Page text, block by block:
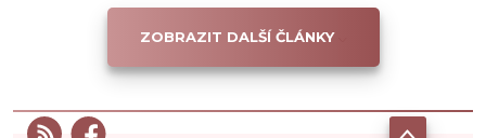
ZOBRAZIT DALŠÍ ČLÁNKY